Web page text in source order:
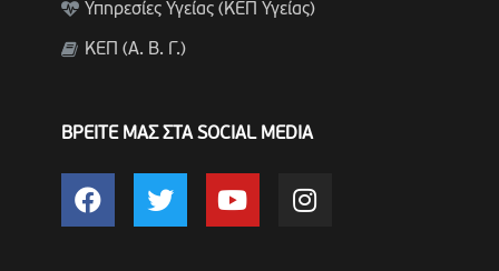
Υπηρεσίες Υγείας (ΚΕΠ Υγείας)
ΚΕΠ (Α. Β. Γ.)
ΒΡΕΙΤΕ ΜΑΣ ΣΤΑ SOCIAL MEDIA